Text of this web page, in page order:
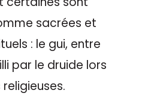
sacrées et
: le gui, entre
par le druide lors